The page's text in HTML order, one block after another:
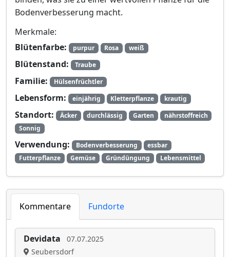
Bodenverbesserung macht.
Merkmale:
Blütenfarbe:
purpur Rosa weiß
Blütenstand: Traube
Familie: Hülsenfrüchtler
Lebensform: einjährig Kletterpflanze krautig
Standort: Äcker durchlässig Garten
nährstoffreich
Sonnig
Verwendung: Bodenverbesserung
essbar
Futterpflanze
Gemüse Gründüngung Lebensmittel
Kommentare Fundorte
Devidata
07.07.2025
Seubersdorf